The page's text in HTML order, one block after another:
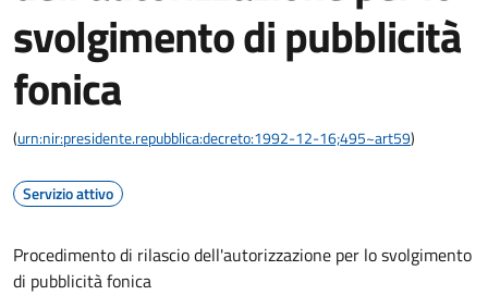
svolgimento di pubblicità
fonica
(urn:nir:presidente.repubblica:decreto:1992-12-16;495~art59)
Servizio attivo
Procedimento di rilascio dell'autorizzazione per lo svolgimento
di pubblicità fonica